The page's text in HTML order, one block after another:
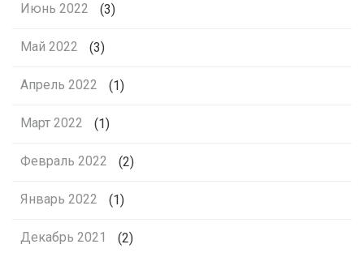
Июнь 2022 (3)
Май 2022 (3)
Апрель 2022 (1)
Март 2022 (1)
Февраль 2022 (2)
Январь 2022 (1)
Декабрь 2021 (2)